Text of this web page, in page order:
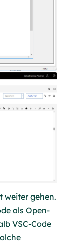
weiter gehen.
als Open-
VSC-Code